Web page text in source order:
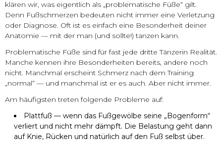
klären wir, was eigentlich als „problematische Füße“ gilt.
Denn Fußschmerzen bedeuten nicht immer eine Verletzung
oder Diagnose. Oft ist es einfach eine Besonderheit deiner
Anatomie — mit der man (und sollte!) tanzen kann.
Problematische Füße sind für fast jede dritte Tänzerin Realität.
Manche kennen ihre Besonderheiten bereits, andere noch
nicht. Manchmal erscheint Schmerz nach dem Training
„normal“ — und manchmal ist er es auch. Aber nicht immer.
Am häufigsten treten folgende Probleme auf:
Plattfuß — wenn das Fußgewölbe seine „Bogenform“
verliert und nicht mehr dämpft. Die Belastung geht dann
auf Knie, Rücken und natürlich auf den Fuß selbst über.